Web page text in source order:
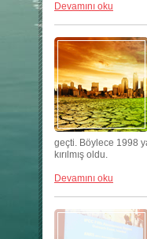
Devamını oku
geçti. Böylece 1998
kırılmış oldu.
Devamını oku